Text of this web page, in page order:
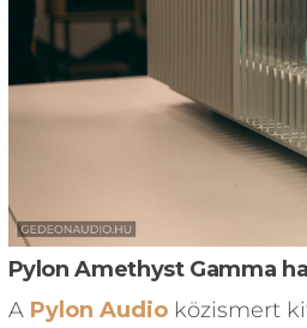
Pylon Amethyst Gamma
APylon Audioközismert